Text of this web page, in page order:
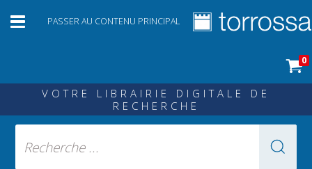
PASSER AU CONTENU PRINCIPAL
0
VOTRE LIBRAIRIE DIGITALE DE
RECHERCHE